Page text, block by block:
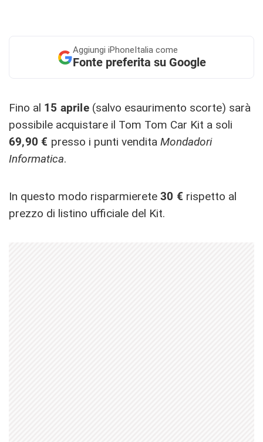
Aggiungi iPhoneItalia come
Fonte preferita su Google
Fino al 15 aprile(salvo esaurimento scorte) sarà
possibile acquistare il Tom Tom Car Kit a soli
69,90 € presso i punti vendita Mondadori
Informatica.
In questo modo risparmierete 30 € rispetto al
prezzo di listino ufficiale del Kit.